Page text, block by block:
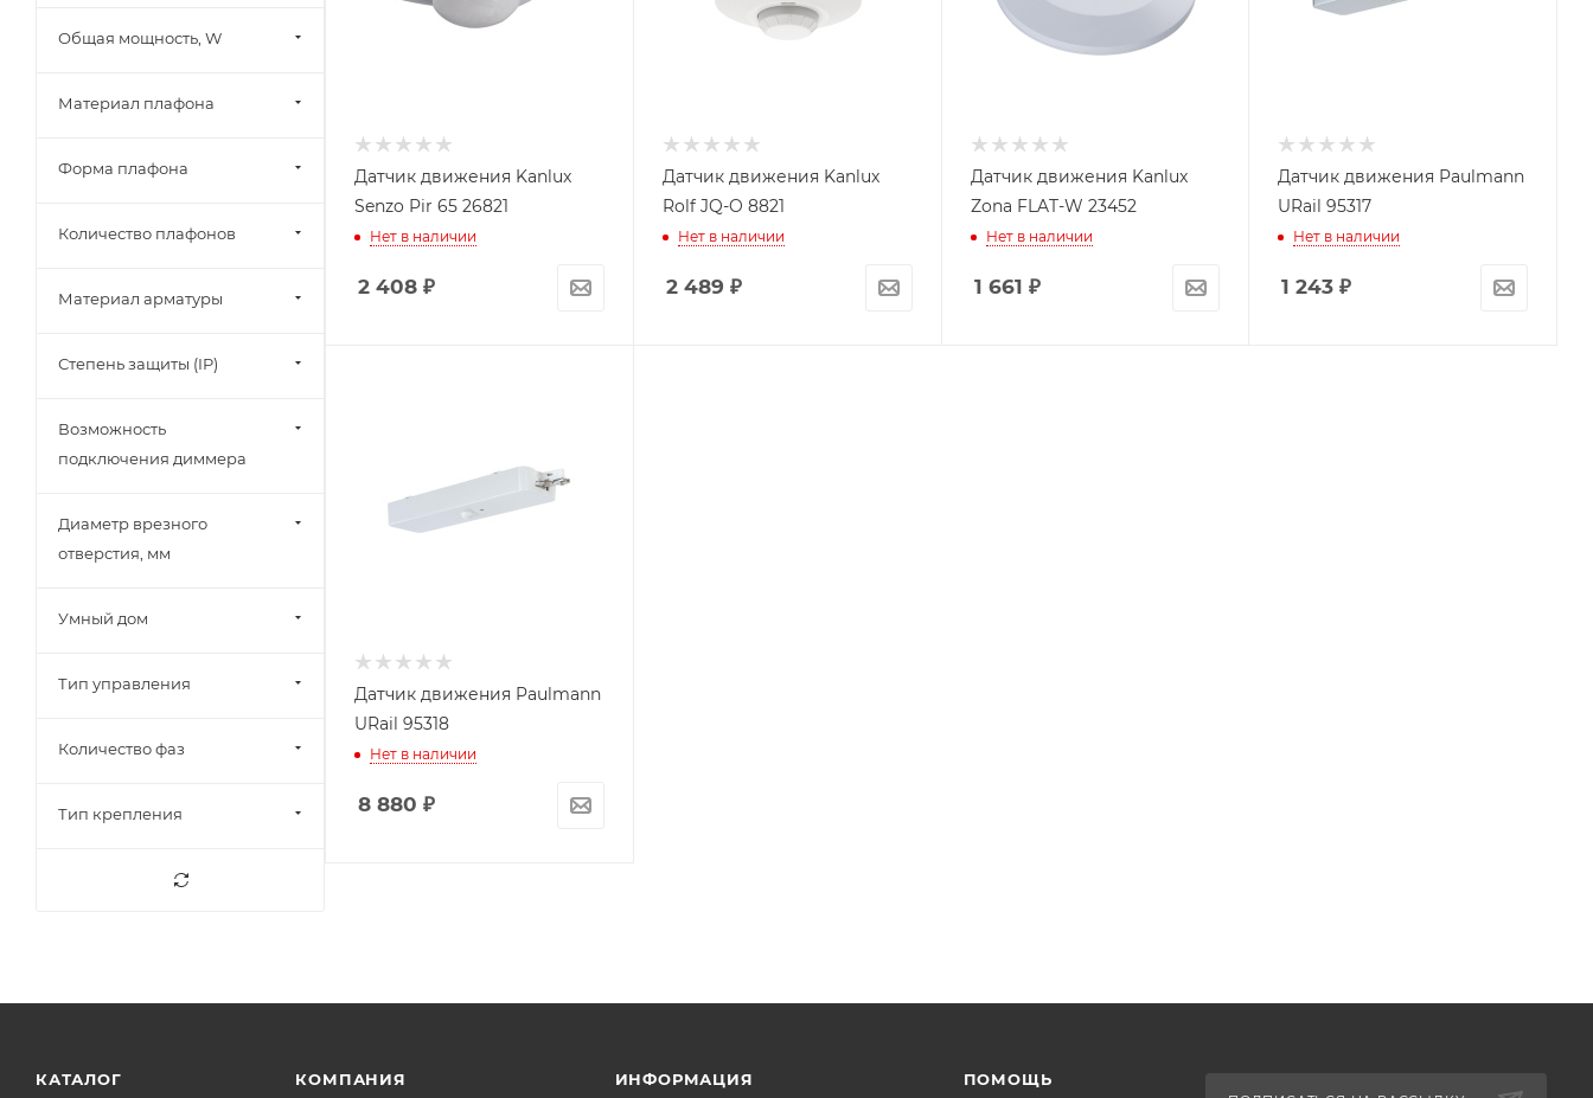
Датчик движения Kanlux
Senzo Pir 65 26821
Нет в наличии
2 408 ₽
Датчик движения Kanlux
Rolf JQ-O 8821
Нет в наличии
2 489 ₽
Датчик движения Kanlux
Zona FLAT-W 23452
Нет в наличии
1 661 ₽
Датчик движения Paulmann
URail 95317
Нет в наличии
1 243 ₽
Датчик движения Paulmann
URail 95318
Нет в наличии
8 880 ₽
Общая мощность, W
Материал плафона
Форма плафона
Количество плафонов
Материал арматуры
Степень защиты (IP)
Возможность
подключения диммера
Диаметр врезного
отверстия, мм
Умный дом
Тип управления
Количество фаз
Тип крепления
КАТАЛОГ КОМПАНИЯ ИНФОРМАЦИЯ ПОМОЩЬ